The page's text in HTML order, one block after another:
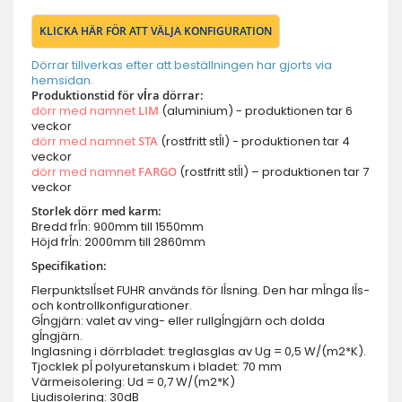
KLICKA HÄR FÖR ATT VÄLJA KONFIGURATION
Dörrar tillverkas efter att beställningen har gjorts via
hemsidan.
Produktionstid för vĺra dörrar:
dörr med namnet LIM (aluminium) - produktionen tar 6
veckor
dörr med namnetSTA (rostfritt stĺl) - produktionen tar 4
veckor
dörr med namnet FARGO (rostfritt stĺl) – produktionen tar 7
veckor
Storlek dörr med karm:
Bredd frĺn: 900mm till 1550mm
Höjd frĺn: 2000mm till 2860mm
Specifikation:
Flerpunktslĺset FUHR används för lĺsning. Den har mĺnga lĺs-
och kontrollkonfigurationer.
Gĺngjärn: valet av ving- eller rullgĺngjärn och dolda
gĺngjärn.
Inglasning i dörrbladet: treglasglas av Ug = 0,5 W/(m2*K).
Tjocklek pĺ polyuretanskum i bladet: 70 mm
Värmeisolering: Ud = 0,7 W/(m2*K)
Ljudisolering: 30dB